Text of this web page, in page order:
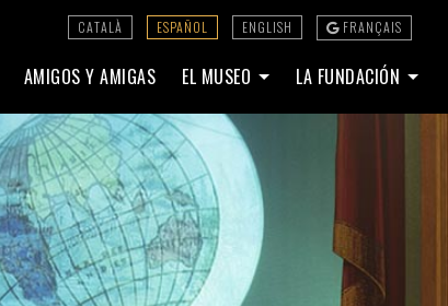
CATALÀ ESPAÑOL ENGLISH FRANÇAIS
AMIGOS Y AMIGAS EL MUSEO LA FUNDACIÓN